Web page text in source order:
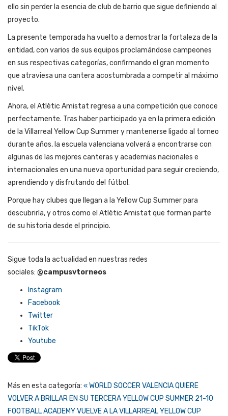
ello sin perder la esencia de club de barrio que sigue definiendo al
proyecto.
La presente temporada ha vuelto a demostrar la fortaleza de la
entidad, con varios de sus equipos proclamándose campeones
en sus respectivas categorías, confirmando el gran momento
que atraviesa una cantera acostumbrada a competir al máximo
nivel.
Ahora, el Atlètic Amistat regresa a una competición que conoce
perfectamente. Tras haber participado ya en la primera edición
de la Villarreal Yellow Cup Summer y mantenerse ligado al torneo
durante años, la escuela valenciana volverá a encontrarse con
algunas de las mejores canteras y academias nacionales e
internacionales en una nueva oportunidad para seguir creciendo,
aprendiendo y disfrutando del fútbol.
Porque hay clubes que llegan a la Yellow Cup Summer para
descubrirla, y otros como el Atlètic Amistat que forman parte
de su historia desde el principio.
Sigue toda la actualidad en nuestras redes
sociales: @campusvtorneos
Instagram
Facebook
Twitter
TikTok
Youtube
Más en esta categoría: « WORLD SOCCER VALENCIA QUIERE
VOLVER A BRILLAR EN SU TERCERA YELLOW CUP SUMMER 21-10
FOOTBALL ACADEMY VUELVE A LA VILLARREAL YELLOW CUP